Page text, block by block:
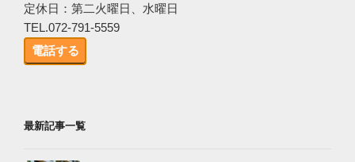
定休日：第二火曜日、水曜日
TEL.072-791-5559
電話する
最新記事一覧